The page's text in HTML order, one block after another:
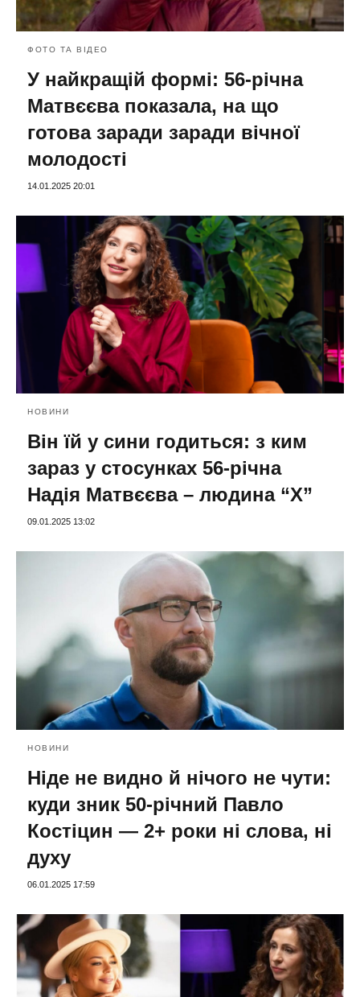
ФОТО ТА ВІДЕО
У найкращій формі: 56-річна
Матвєєва показала, на що
готова заради заради вічної
молодості
14.01.2025 20:01
НОВИНИ
Він їй у сини годиться: з ким
зараз у стосунках 56-річна
Надія Матвєєва – людина “Х”
09.01.2025 13:02
НОВИНИ
Ніде не видно й нічого не чути:
куди зник 50-річний Павло
Костіцин — 2+ роки ні слова, ні
духу
06.01.2025 17:59